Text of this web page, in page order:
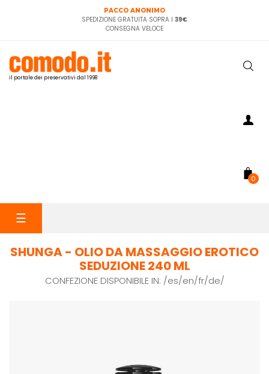
PACCO ANONIMO
SPEDIZIONE GRATUITA SOPRA I 39€
CONSEGNA VELOCE
il portale dei preservativi dal 1998
0
navigazione
☰
SHUNGA - OLIO DA MASSAGGIO EROTICO
SEDUZIONE 240 ML
CONFEZIONE DISPONIBILE IN: /es/en/fr/de/